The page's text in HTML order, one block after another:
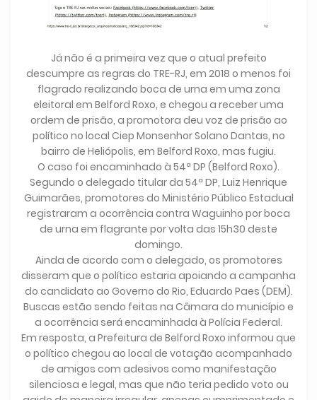
Já não é a primeira vez que o atual prefeito
descumpre as regras do TRE-RJ, em 2018 o menos foi
flagrado realizando boca de urna em uma zona
eleitoral em Belford Roxo, e chegou a receber uma
ordem de prisão, a promotora deu voz de prisão ao
político no local Ciep Monsenhor Solano Dantas, no
bairro de Heliópolis, em Belford Roxo, mas fugiu.
O caso foi encaminhado à 54ª DP (Belford Roxo).
Segundo o delegado titular da 54ª DP, Luiz Henrique
Guimarães, promotores do Ministério Público Estadual
registraram a ocorrência contra Waguinho por boca
de urna em flagrante por volta das 15h30 deste
domingo.
Ainda de acordo com o delegado, os promotores
disseram que o político estaria apoiando a campanha
do candidato ao Governo do Rio, Eduardo Paes (DEM).
Buscas estão sendo feitas na Câmara do município e
a ocorrência será encaminhada à Polícia Federal.
Em resposta, a Prefeitura de Belford Roxo informou que
o político chegou ao local de votação acompanhado
de amigos com adesivos como manifestação
silenciosa e legal, mas que não teria pedido voto ou